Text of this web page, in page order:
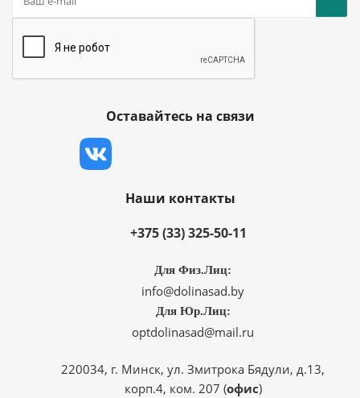
Оставайтесь на связи
Наши контакты
+375 (33) 325-50-11
Для Физ.Лиц:
info@dolinasad.by
Для Юр.Лиц:
optdolinasad@mail.ru
220034, г. Минск, ул. Змитрока Бядули, д.13,
корп.4, ком. 207 (офис)